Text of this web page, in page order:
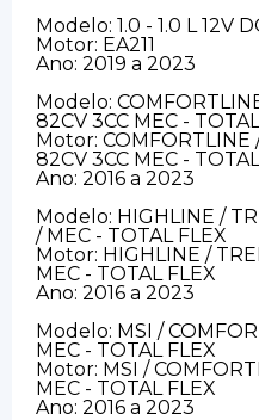
Modelo: 1.0 - 1.0 L 12V
Motor: EA211
Ano: 2019 a 2023
Modelo:
82CV 3CC MEC -
Motor: COMFORTLINE
82CV 3CC MEC -
Ano: 2016 a 2023
Modelo: HIGHLINE /
/ MEC - TOTAL FLEX
Motor: HIGHLINE /
MEC - TOTAL FLEX
Ano: 2016 a 2023
Modelo: MSI /
MEC - TOTAL FLEX
Motor: MSI /
MEC - TOTAL FLEX
Ano: 2016 a 2023